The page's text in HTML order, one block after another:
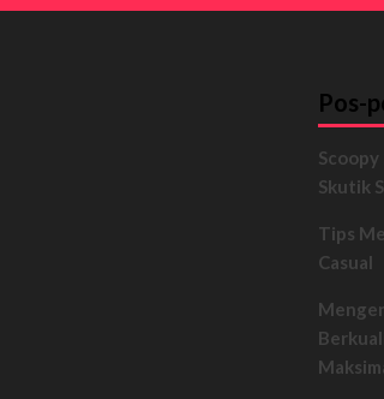
Pos-
Skutik
Tips
Casual